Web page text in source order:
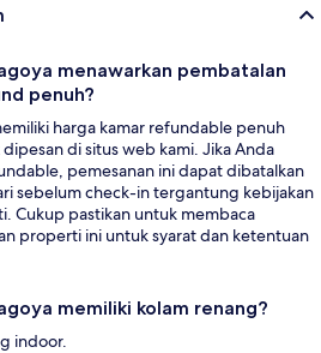
menawarkan pembatalan
penuh?
harga kamar refundable penuh
di situs web kami. Jika Anda
pemesanan ini dapat dibatalkan
sebelum check-in tergantung kebijakan
Cukup pastikan untuk membaca
properti ini untuk syarat dan ketentuan
memiliki kolam renang?
indoor.